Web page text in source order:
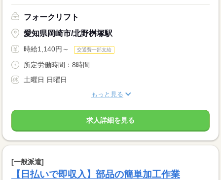
フォークリフト
愛知県岡崎市/北野桝塚駅
時給1,140円～ 交通費一部支給
所定労働時間：8時間
土曜日 日曜日
もっと見る
求人詳細を見る
[一般派遣]
【日払いで即収入】部品の簡単加工作業